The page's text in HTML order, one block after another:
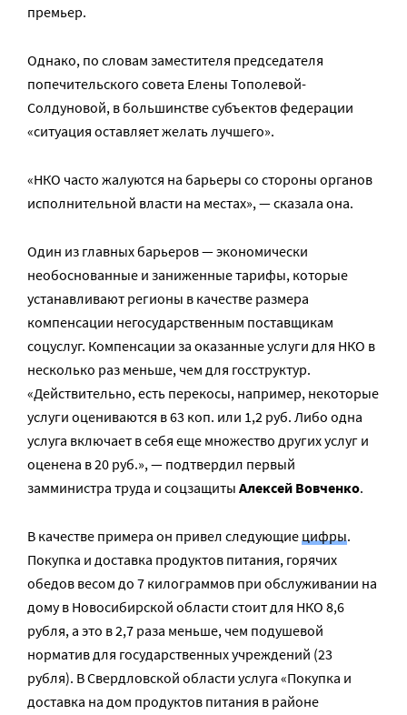
премьер.
Однако, по словам заместителя председателя
попечительского совета Елены Тополевой-
Солдуновой, в большинстве субъектов федерации
«ситуация оставляет желать лучшего».
«НКО часто жалуются на барьеры со стороны органов
исполнительной власти на местах», — сказала она.
Один из главных барьеров — экономически
необоснованные и заниженные тарифы, которые
устанавливают регионы в качестве размера
компенсации негосударственным поставщикам
соцуслуг. Компенсации за оказанные услуги для НКО в
несколько раз меньше, чем для госструктур.
«Действительно, есть перекосы, например, некоторые
услуги оцениваются в 63 коп. или 1,2 руб. Либо одна
услуга включает в себя еще множество других услуг и
оценена в 20 руб.», — подтвердил первый
замминистра труда и соцзащиты Алексей Вовченко.
В качестве примера он привел следующиецифры.
Покупка и доставка продуктов питания, горячих
обедов весом до 7 килограммов при обслуживании на
дому в Новосибирской области стоит для НКО 8,6
рубля, а это в 2,7 раза меньше, чем подушевой
норматив для государственных учреждений (23
рубля). В Свердловской области услуга «Покупка и
доставка на дом продуктов питания в районе